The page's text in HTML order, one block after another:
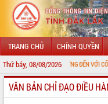
TRANG CHỦ CHÍNH QUYỀN
Thứ bảy, 08/08/2026
CHÀO MỪNG ĐẾN VỚI CỔNG THÔNG
GIỚI THIỆU
VĂN BẢN CHỈ ĐẠO ĐIỀU